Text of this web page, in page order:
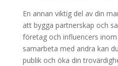
En annan viktig del av din
att bygga partnerskap och
företag och influencers
samarbeta med andra kan
publik och öka din